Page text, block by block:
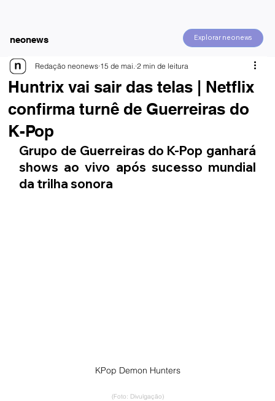
Explorar neonews
neonews
Huntrix vai sair das telas | Netflix
confirma turnê de Guerreiras do
K-Pop
Redação neonews 15 de mai. 2 min de leitura
Grupo de Guerreiras do K-Pop ganhará
shows ao vivo após sucesso mundial
da trilha sonora
KPop Demon Hunters
(Foto: Divulgação)